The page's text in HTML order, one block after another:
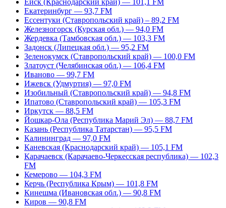
Ейск (Краснодарский край) — 101,1 FM
Екатеринбург — 93,7 FM
Ессентуки (Ставропольский край) – 89,2 FM
Железногорск (Курская обл.) — 94,0 FM
Жердевка (Тамбовская обл.) — 103,3 FM
Задонск (Липецкая обл.) — 95,2 FM
Зеленокумск (Ставропольский край) — 100,0 FM
Златоуст (Челябинская обл.) — 106,4 FM
Иваново — 99,7 FM
Ижевск (Удмуртия) — 97,0 FM
Изобильный (Ставропольский край) — 94,8 FM
Ипатово (Ставропольский край) — 105,3 FM
Иркутск — 88,5 FM
Йошкар-Ола (Республика Марий Эл) — 88,7 FM
Казань (Республика Татарстан) — 95,5 FM
Калининград — 97,0 FM
Каневская (Краснодарский край) — 105,1 FM
Карачаевск (Карачаево-Черкесская республика) — 102,3
FM
Кемерово — 104,3 FM
Керчь (Республика Крым) — 101,8 FM
Кинешма (Ивановская обл.) — 90,8 FM
Киров — 90,8 FM